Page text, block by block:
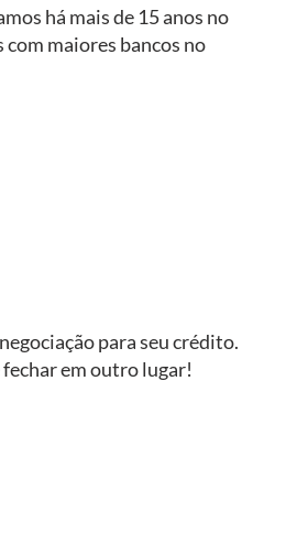
há mais de 15 anos no
maiores bancos no
para seu crédito.
fechar em outro lugar!